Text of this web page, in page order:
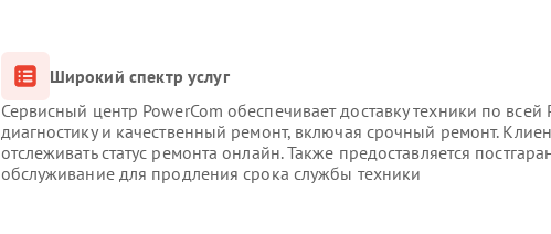
Широкий спектр услуг
Сервисный центр PowerCom обеспечивает доставку техники по
диагностику и качественный ремонт, включая срочный ремонт.
отслеживать статус ремонта онлайн. Также предоставляется
обслуживание для продления срока службы техники